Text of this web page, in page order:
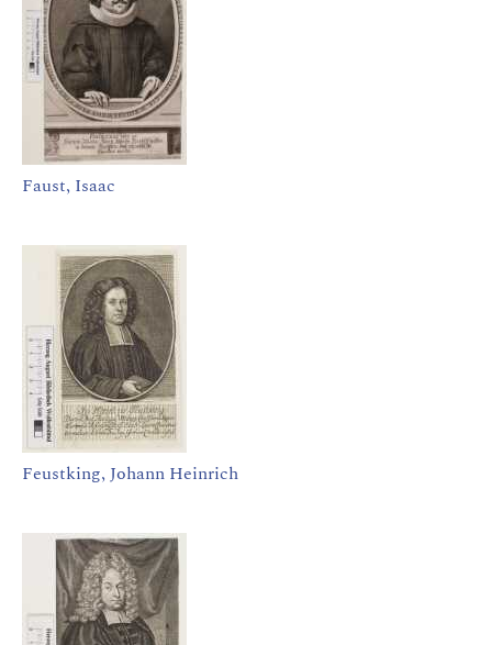
Faust, Isaac
Feustking, Johann Heinrich